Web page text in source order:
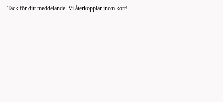
Tack för ditt meddelande. Vi återkopplar inom kort!